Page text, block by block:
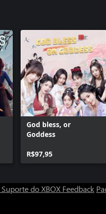
God bless, or
Goddess
R$97,95
Suporte do XBOX Feedback